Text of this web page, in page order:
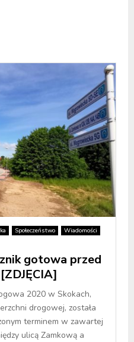
Społeczeństwo
Wiadomości
gotowa przed
2020 w Skokach,
drogowej, została
terminem w zawartej
ulicą Zamkową a